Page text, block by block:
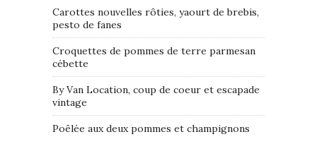
Carottes nouvelles rôties, yaourt de brebis,
pesto de fanes
Croquettes de pommes de terre parmesan
cébette
By Van Location, coup de coeur et escapade
vintage
Poêlée aux deux pommes et champignons